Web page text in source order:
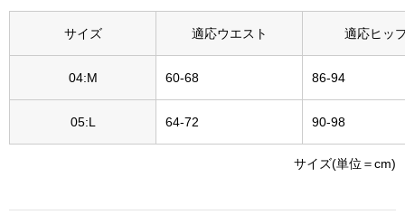
ビー すべて見る
ーブルウェア
ウオッチ
ネックレス
ブレスレット
サイズ 適応ウエスト 適応ヒッ
04:M 60-68 86-94
05:L 64-72 90-98
サイズ(単位＝cm)